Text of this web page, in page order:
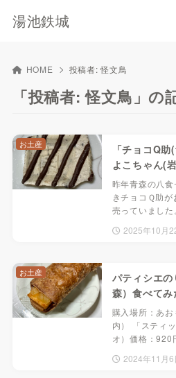
湯池鉄城
HOME 投稿者:怪文鳥
「投稿者: 怪文鳥」の
「チョコQ
よこちゃん(
昨年青森の八
きチョコＱ助
売っていました
2025年10月
お土産
パティシエ
森）食べてみ
購入場所：あ
内） 「スティ
オ）価格：920
2024年11月6
お土産